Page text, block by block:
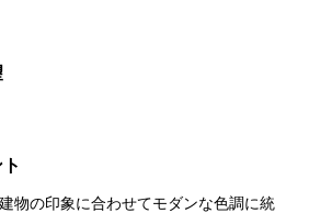
物の印象に合わせてモダンな色調に統